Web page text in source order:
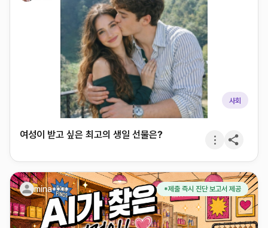
사회
여성이 받고 싶은 최고의 생일 선물은?
mina**** *제출 즉시 진단 보고서 제공